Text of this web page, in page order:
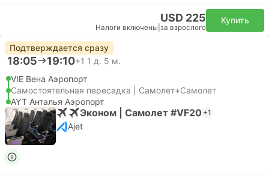
USD 225
Налоги включены за взрослого
Купить
Подтверждается сразу
18:05 19:10+1 1 д. 5 м.
VIE Вена Аэропорт
Самостоятельная пересадка | Самолет+Самолет
AYT Анталья Аэропорт
Эконом | Самолет #VF20 +1
Ajet